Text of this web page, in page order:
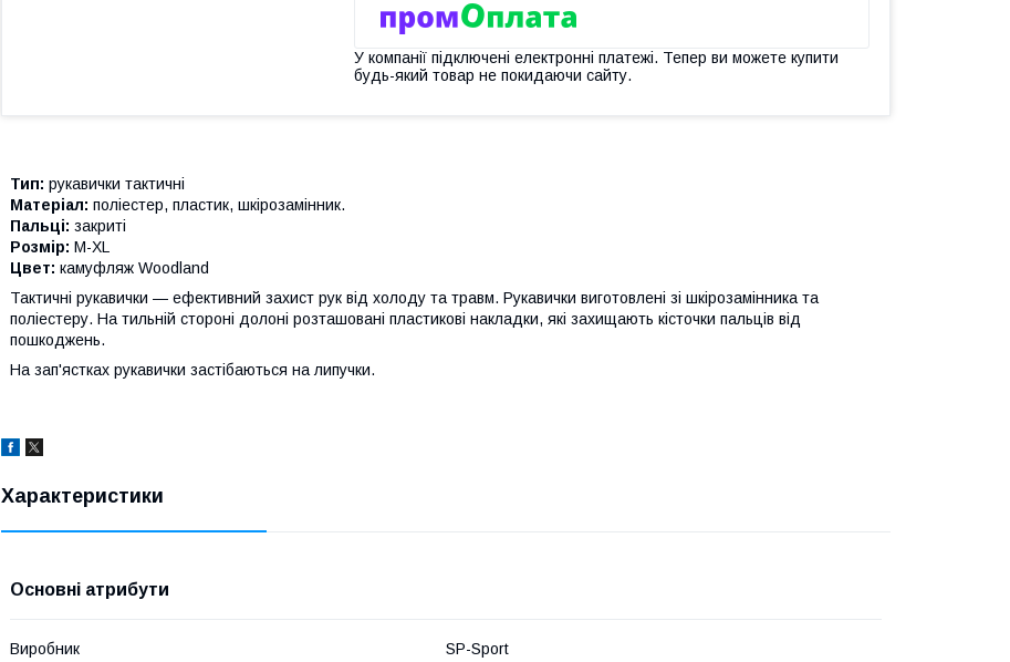
У компанії підключені електронні платежі. Тепер ви можете купити
будь-який товар не покидаючи сайту.
Тип: рукавички тактичні
Матеріал: поліестер, пластик, шкірозамінник.
Пальці: закриті
Розмір: М-XL
Цвет: камуфляж Woodland
Тактичні рукавички — ефективний захист рук від холоду та травм. Рукавички виготовлені зі шкірозамінника та
поліестеру. На тильній стороні долоні розташовані пластикові накладки, які захищають кісточки пальців від
пошкоджень.
На зап'ястках рукавички застібаються на липучки.
Характеристики
Основні атрибути
Виробник SP-Sport